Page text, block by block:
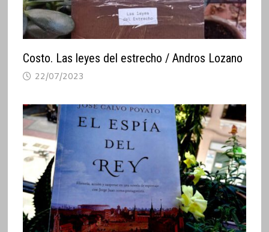
Costo. Las leyes del estrecho / Andros Lozano
22/07/2023